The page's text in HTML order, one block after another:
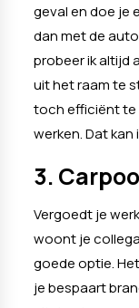
geval en doe je
dan met de
probeer ik altijd
uit het raam te
toch efficiënt te
werken. Dat
3.
Vergoedt je
woont je
goede optie.
je bespaart